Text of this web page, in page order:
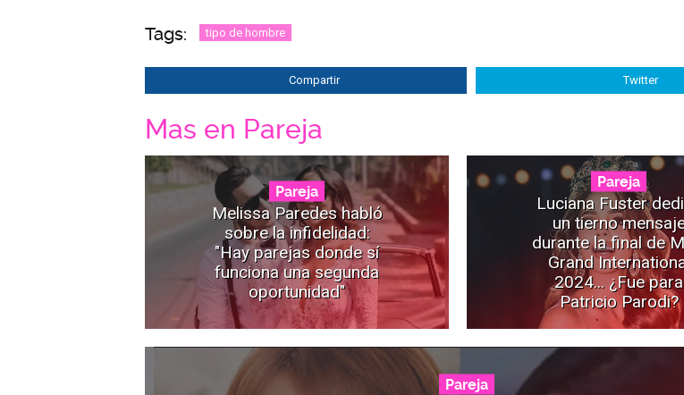
Tags: tipo de hombre
Compartir Twitter
Mas en Pareja
Pareja
Melissa Paredes habló
sobre la infidelidad:
"Hay parejas donde sí
funciona una segunda
oportunidad"
Pareja
Luciana Fuster
un tierno
durante la final de
Grand
2024... ¿Fue para
Patricio Parodi?
Pareja